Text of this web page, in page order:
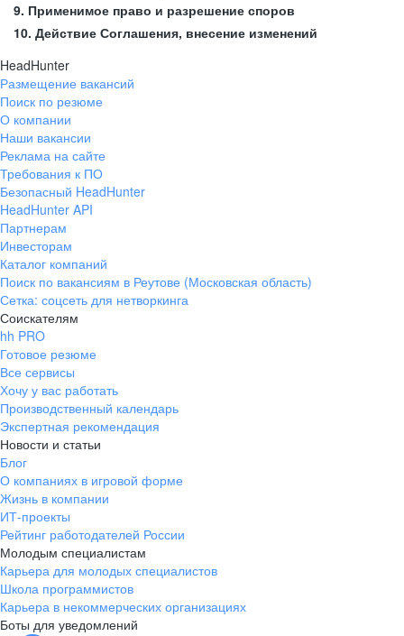
9. Применимое право и разрешение споров
10. Действие Соглашения, внесение изменений
HeadHunter
Размещение вакансий
Поиск по резюме
О компании
Наши вакансии
Реклама на сайте
Требования к ПО
Безопасный HeadHunter
HeadHunter API
Партнерам
Инвесторам
Каталог компаний
Поиск по вакансиям в Реутове (Московская область)
Сетка: соцсеть для нетворкинга
Соискателям
hh PRO
Готовое резюме
Все сервисы
Хочу у вас работать
Производственный календарь
Экспертная рекомендация
Новости и статьи
Блог
О компаниях в игровой форме
Жизнь в компании
ИТ-проекты
Рейтинг работодателей России
Молодым специалистам
Карьера для молодых специалистов
Школа программистов
Карьера в некоммерческих организациях
Боты для уведомлений